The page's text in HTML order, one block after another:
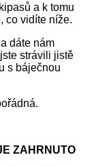
a k tomu
co vidíte níže.
dáte nám
strávili jistě
s báječnou
ZAHRNUTO